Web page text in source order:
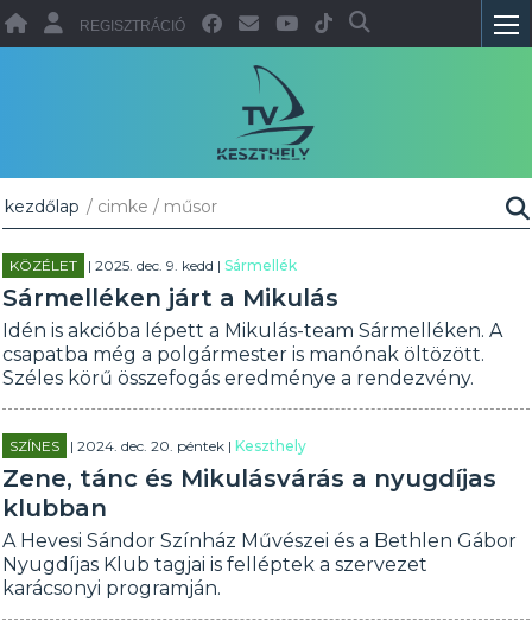
REGISZTRÁCIÓ
kezdőlap / cimke / műsor
KÖZÉLET | 2025. dec. 9. kedd |Sármellék
Sármelléken járt a Mikulás
Idén is akcióba lépett a Mikulás-team Sármelléken. A
csapatba még a polgármester is manónak öltözött.
Széles körű összefogás eredménye a rendezvény.
SZÍNES | 2024. dec. 20. péntek |Keszthely
Zene, tánc és Mikulásvárás a nyugdíjas
klubban
A Hevesi Sándor Színház Művészei és a Bethlen Gábor
Nyugdíjas Klub tagjai is felléptek a szervezet
karácsonyi programján.